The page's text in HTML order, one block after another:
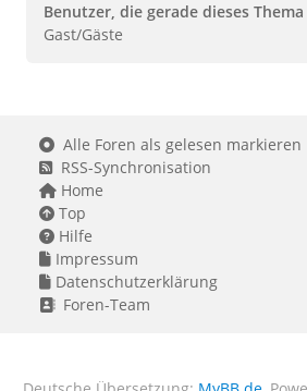
Benutzer, die gerade dieses
Gast/Gäste
Alle Foren als gelesen markieren
RSS-Synchronisation
Home
Top
Hilfe
Impressum
Datenschutzerklärung
Foren-Team